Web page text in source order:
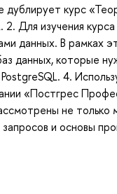
дублирует курс
2. Для изучения
данных. В рамках
данных, которые
4.
«Постгрес
не
и основы